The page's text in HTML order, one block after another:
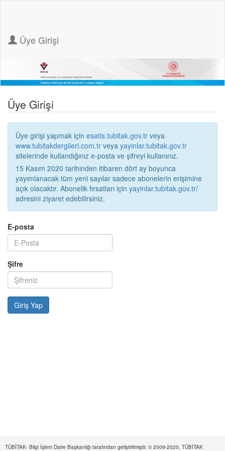
Üye Girişi
Üye Girişi
Üye girişi yapmak için esatis.tubitak.gov.tr veya
www.tubitakdergileri.com.tr veya yayinlar.tubitak.gov.tr
sitelerinde kullandığınız e-posta ve şifreyi kullanınız.
15 Kasım 2020 tarihinden itibaren dört ay boyunca
yayımlanacak tüm yeni sayılar sadece abonelerin erişimine
açık olacaktır. Abonelik fırsatları için yayinlar.tubitak.gov.tr/
adresini ziyaret edebilirsiniz.
E-posta
Şifre
TÜBİTAK- Bilgi İşlem Daire Başkanlığı tarafından geliştirilmiştir. © 2009-2020, TÜBİTAK